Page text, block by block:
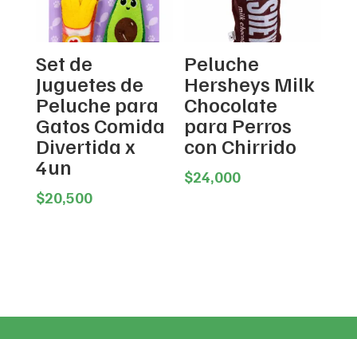
Set de
Juguetes de
Peluche para
Gatos Comida
Divertida x
4un
$20,500
Peluche
Hersheys Milk
Chocolate
para Perros
con Chirrido
$24,000